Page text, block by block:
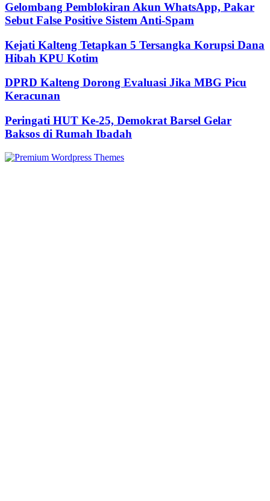
Gelombang Pemblokiran Akun WhatsApp, Pakar
Sebut False Positive Sistem Anti-Spam
Kejati Kalteng Tetapkan 5 Tersangka Korupsi Dana
Hibah KPU Kotim
DPRD Kalteng Dorong Evaluasi Jika MBG Picu
Keracunan
Peringati HUT Ke-25, Demokrat Barsel Gelar
Baksos di Rumah Ibadah